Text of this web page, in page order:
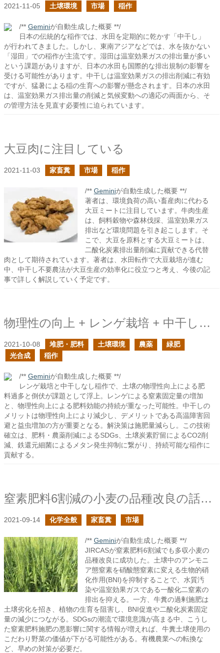
2021-11-05 土壌環境 市場 稲作
/** Geminiが自動生成した概要 **/
日本の伝統的な稲作では、水田を定期的に乾かす「中干し」
が行われてきました。しかし、東南アジアなどでは、水を抜かない
「湿田」での稲作が主流です。湿田は温室効果ガスの排出量が多い
という課題がありますが、日本の水田も国際的な排出規制の影響を
受ける可能性があります。中干しは温室効果ガスの排出削減に有効
ですが、猛暑による稲の生育への影響が懸念されます。日本の水田
は、温室効果ガス排出量の削減と気候変動への適応の両面から、そ
の管理方法を見直す必要性に迫られています。
大豆肉に注目している
2021-11-03 家畜糞 市場 稲作
/** Geminiが自動生成した概要 **/
著者は、環境負荷の高い畜産肉に代わる
大豆ミートに注目しています。牛肉生産
は、飼料穀物や森林伐採、温室効果ガス
排出など環境問題を引き起こします。そ
こで、大豆を原料とする大豆ミートは、
二酸化炭素排出量削減に貢献できる代替
肉として期待されています。著者は、水田転作で大豆栽培が進む
中、中干し不要農法が大豆生産の効率化に役立つと考え、今後の記
事で詳しく解説していく予定です。
物理性の向上 + レンゲ栽培 + 中干しなしの稲作の新たに生じた課題
2021-10-08 堆肥・肥料 土壌環境 農薬
緑肥
光合成
稲作
/** Geminiが自動生成した概要 **/
レンゲ栽培と中干しなし稲作で、土壌の物理性向上による肥
料過多と倒伏が課題として浮上。レンゲによる窒素固定量の増加
と、物理性向上による肥料効能の持続が重なった可能性。中干しの
メリットは物理性向上により減少し、デメリットである高温障害回
避と益虫増加の方が重要となる。解決策は施肥量減らし。この技術
確立は、肥料・農薬削減によるSDGs、土壌炭素貯留によるCO2削
減、鉄還元細菌によるメタン発生抑制に繋がり、持続可能な稲作に
貢献する。
窒素肥料6割減の小麦の品種改良の話題から
2021-09-14 化学全般 家畜糞 市場
/** Geminiが自動生成した概要 **/
JIRCASが窒素肥料6割減でも多収小麦の
品種改良に成功した。土壌中のアンモニ
ア態窒素を硝酸態窒素に変える生物的硝
化作用(BNI)を抑制することで、水質汚
染や温室効果ガスである一酸化二窒素の
排出を抑える。一方、牛糞の過剰施肥は
土壌劣化を招き、植物の生育を阻害し、BNI促進や二酸化炭素固定
量の減少につながる。SDGsの潮流で環境意識が高まる中、こうし
た窒素肥料施肥の悪影響に関する情報が増えれば、牛糞土壌使用の
こだわり野菜の価値が下がる可能性がある。有機農業への転換な
ど、早めの対策が必要だ。